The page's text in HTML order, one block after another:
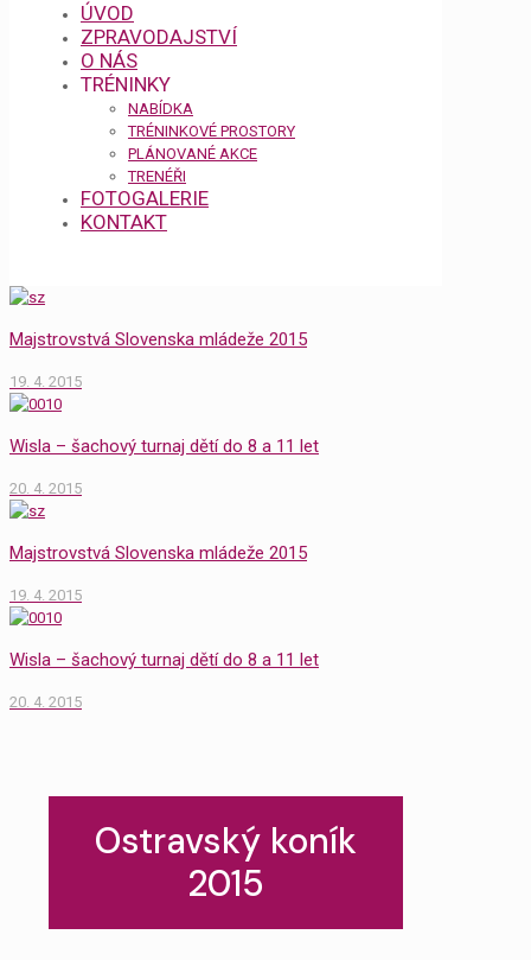
ÚVOD
ZPRAVODAJSTVÍ
O NÁS
TRÉNINKY
NABÍDKA
TRÉNINKOVÉ PROSTORY
PLÁNOVANÉ AKCE
TRENÉŘI
FOTOGALERIE
KONTAKT
Majstrovstvá Slovenska mládeže 2015
19. 4. 2015
Wisla – šachový turnaj dětí do 8 a 11 let
20. 4. 2015
Majstrovstvá Slovenska mládeže 2015
19. 4. 2015
Wisla – šachový turnaj dětí do 8 a 11 let
20. 4. 2015
Ostravský koník
2015